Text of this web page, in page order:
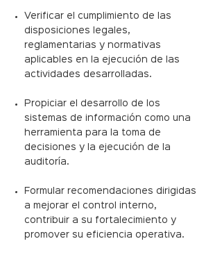
Verificar el cumplimiento de las
disposiciones legales,
reglamentarias y normativas
aplicables en la ejecución de las
actividades desarrolladas.
Propiciar el desarrollo de los
sistemas de información como una
herramienta para la toma de
decisiones y la ejecución de la
auditoría.
Formular recomendaciones dirigidas
a mejorar el control interno,
contribuir a su fortalecimiento y
promover su eficiencia operativa.